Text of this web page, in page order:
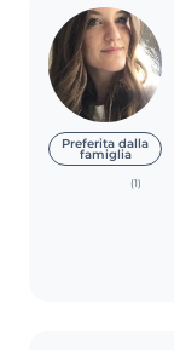
Preferita dalla
famiglia
(1)